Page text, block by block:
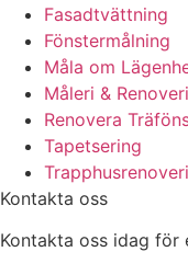
Fasadtvättning
Fönstermålning
Måla om
Måleri &
Renovera
Tapetsering
Kontakta oss
Kontakta oss idag för